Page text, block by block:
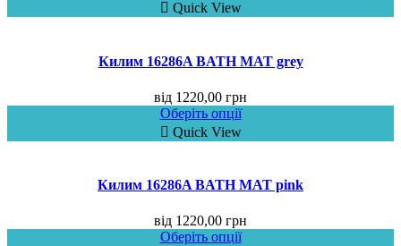
Quick View
Килим 16286A BATH MAT grey
від 1220,00 грн
Оберіть опції
Quick View
Килим 16286A BATH MAT pink
від 1220,00 грн
Оберіть опції